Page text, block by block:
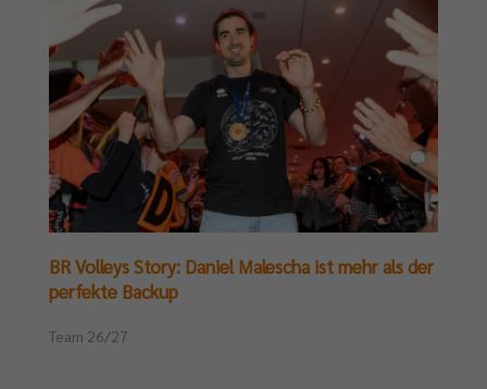
BR Volleys Story: Daniel Malescha ist mehr als der
perfekte Backup
Team 26/27